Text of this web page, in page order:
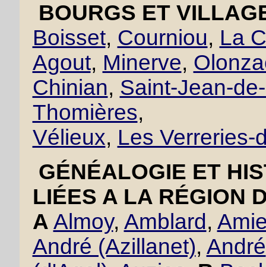
BOURGS ET
Boisset, Courniou, La
Agout, Minerve,
Chinian, Saint-Jean-
Thomières,
Vélieux, Les Verreries-
GÉNÉALOGIE ET
LIÉES A LA RÉGION
A Almoy, Amblard ,
André (Azillanet), André